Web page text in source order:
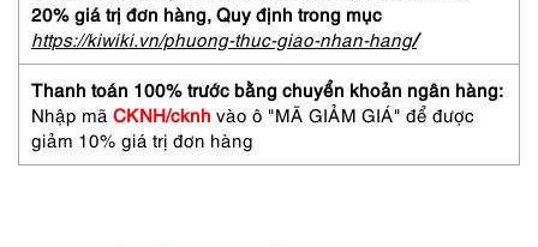
sử
dụng-
Plastic
261-
272612
sunglasses
số
20% giá trị đơn hàng, Quy định trong mục
https://kiwiki.vn/phuong-thuc-giao-nhan-hang/
Thanh toán 100% trước bằng chuyển khoản ngân hàng:
Nhập mã CKNH/cknh vào ô "MÃ GIẢM GIÁ" để được
giảm 10% giá trị đơn hàng